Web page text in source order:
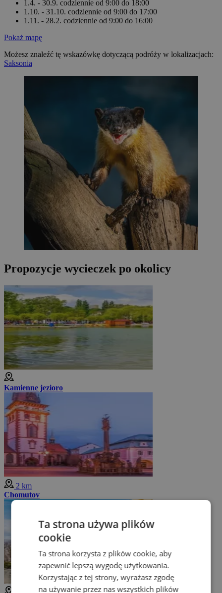
1.4. - 30.9. codziennie od 9:00 do 18:00
1.10. - 31.10. codziennie od 9:00 do 17:00
1.11. - 28.2. codziennie od 9:00 do 16:00
Pokaż mapę
Możesz znaleźć tę wskazówkę dotyczącą podróży w lokalizacjach:
Saksonia
Propozycje wycieczek po okolicy
Kamienne jezioro
2 km
Chomutov
Ta strona używa plików
cookie
Ta strona korzysta z plików cookie, aby
zapewnić lepszą wygodę użytkowania.
Korzystając z tej strony, wyrażasz zgodę
na używanie przez nas wszystkich plików